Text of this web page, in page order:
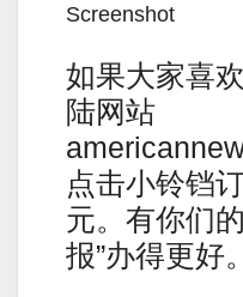
Screenshot
如果大家喜
陆网站
点击小铃铛
元。有你们
报”办得更好